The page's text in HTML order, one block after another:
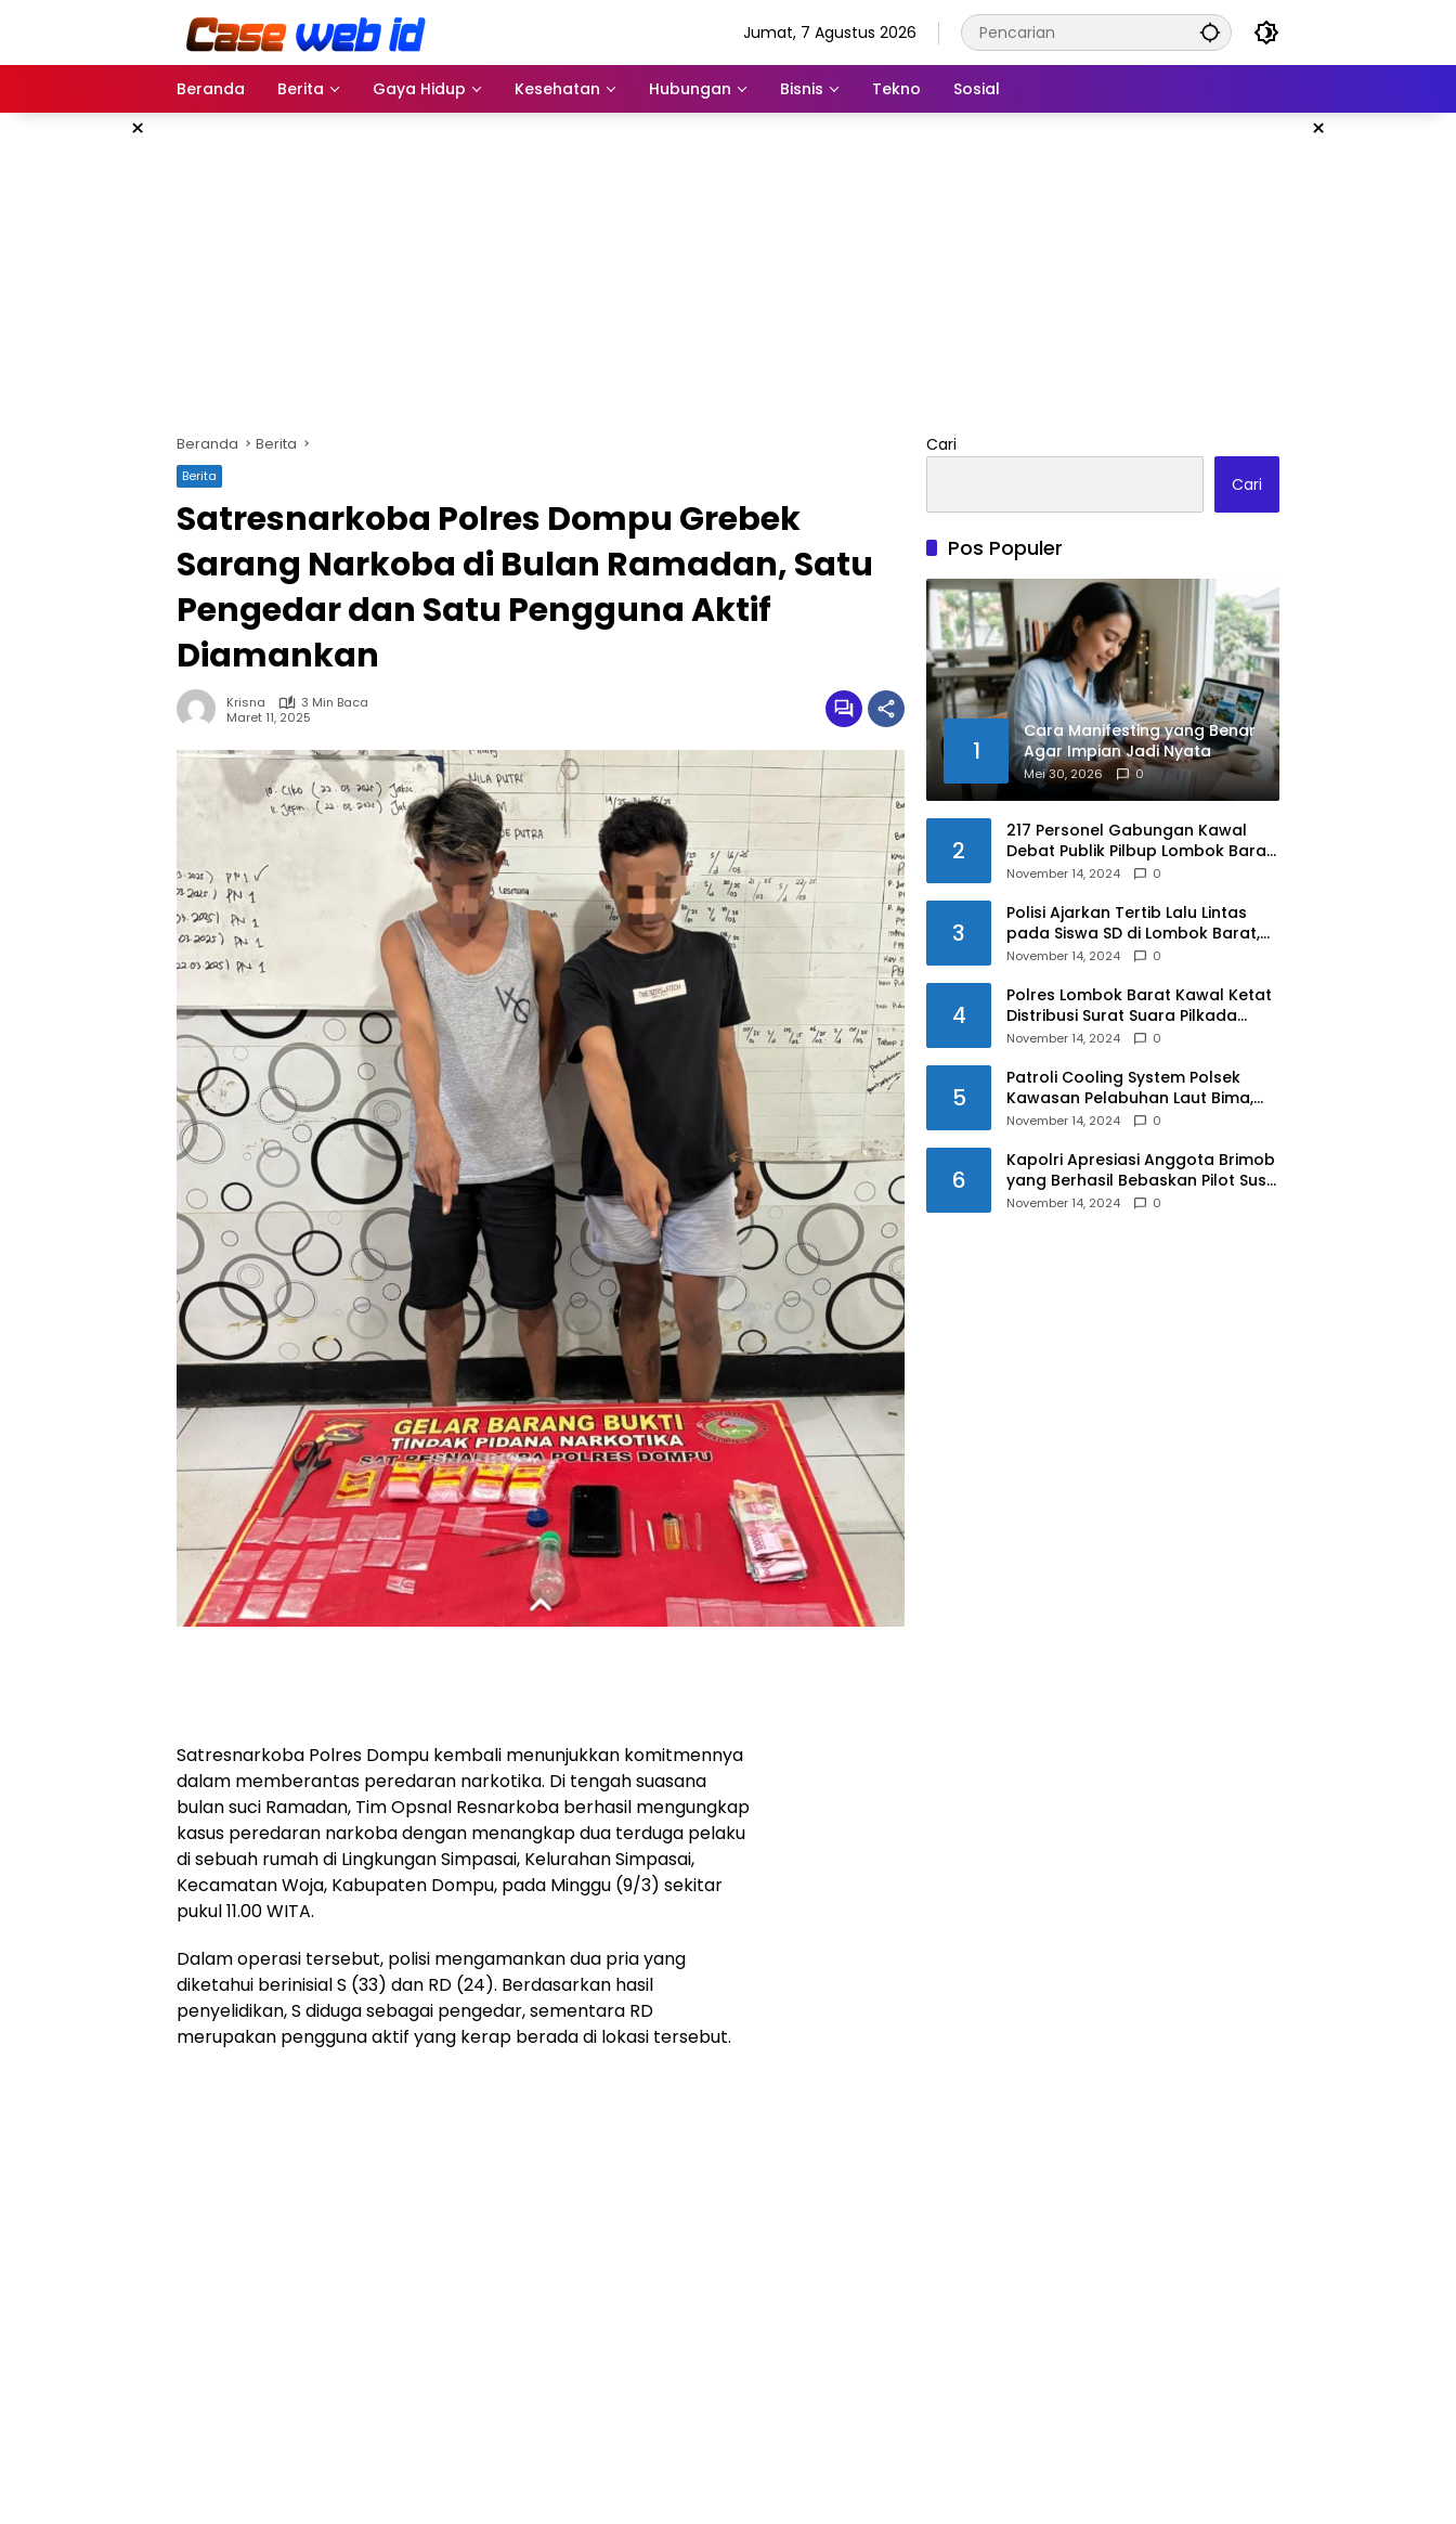
Jumat, 7 Agustus 2026
Beranda Berita Gaya Hidup Kesehatan Hubungan Bisnis Tekno Sosial
× ×
Beranda Berita
Berita
Satresnarkoba Polres Dompu Grebek
Sarang Narkoba di Bulan Ramadan, Satu
Pengedar dan Satu Pengguna Aktif
Diamankan
Krisna
3 Min Baca
Maret 11, 2025
Satresnarkoba Polres Dompu kembali menunjukkan komitmennya
dalam memberantas peredaran narkotika. Di tengah suasana
bulan suci Ramadan, Tim Opsnal Resnarkoba berhasil mengungkap
kasus peredaran narkoba dengan menangkap dua terduga pelaku
di sebuah rumah di Lingkungan Simpasai, Kelurahan Simpasai,
Kecamatan Woja, Kabupaten Dompu, pada Minggu (9/3) sekitar
pukul 11.00 WITA.
Dalam operasi tersebut, polisi mengamankan dua pria yang
diketahui berinisial S (33) dan RD (24). Berdasarkan hasil
penyelidikan, S diduga sebagai pengedar, sementara RD
merupakan pengguna aktif yang kerap berada di lokasi tersebut.
Cari
Cari
Pos Populer
1
Cara Manifesting yang Benar
Agar Impian Jadi Nyata
Mei 30, 2026 0
2
217 Personel Gabungan Kawal
Debat Publik Pilbup Lombok Barat
2024
November 14, 2024 0
3
Polisi Ajarkan Tertib Lalu Lintas
pada Siswa SD di Lombok Barat,
Apa Saja Materinya?
November 14, 2024 0
4
Polres Lombok Barat Kawal Ketat
Distribusi Surat Suara Pilkada
2024
November 14, 2024 0
5
Patroli Cooling System Polsek
Kawasan Pelabuhan Laut Bima,
Ciptakan Pilkada Serentak 2024
November 14, 2024 0
6
Kapolri Apresiasi Anggota Brimob
yang Berhasil Bebaskan Pilot Susi
Air Korban Penyanderaan KKB
November 14, 2024 0